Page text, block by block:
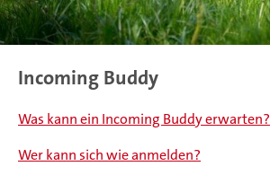
Incoming Buddy
Was kann ein Incoming Buddy erwarten?
Wer kann sich wie anmelden?